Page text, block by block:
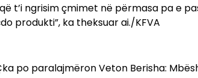
t’i ngrisim çmimet në përmasa pa e
produkti”, ka theksuar ai./KFVA
po paralajmëron Veton Berisha: